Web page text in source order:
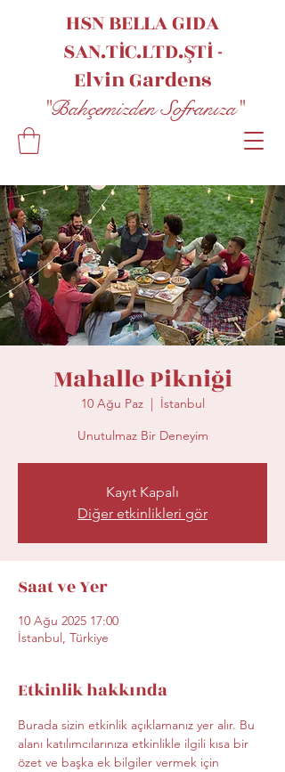
HSN BELLA GIDA
SAN.TİC.LTD.ŞTİ -
ElvinGardens
"Bahçemizden Sofranıza"
Mahalle Pikniği
10 Ağu Paz
  |
İstanbul
Unutulmaz Bir Deneyim
Kayıt Kapalı
Diğer etkinlikleri gör
Saat ve Yer
10 Ağu 2025 17:00
İstanbul, Türkiye
Etkinlik hakkında
Burada sizin etkinlik açıklamanız yer alır. Bu
alanı katılımcılarınıza etkinlikle ilgili kısa bir
özet ve başka ek bilgiler vermek için